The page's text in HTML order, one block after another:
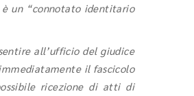
è un “connotato identitario
all’ufficio del giudice
il fascicolo
ricezione di atti di